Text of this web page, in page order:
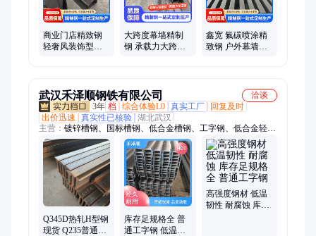
商业门店精致钢
轻奢风装饰型钢
大跨度幕墙精制
钢 承载力大跨度
鑫宽 氟碳喷涂精
致钢 户外幕墙钢
武汉禾泽顺钢铁有限公司
洽谈
3年 档 综合体验L0 真实工厂
回复及时
出价迅速
真实性已核验 湖北武汉
主营： 镀锌槽钢、国标槽钢、低合金槽钢、工字钢、低合金轻型
槽钢
Q345D热轧H型钢
现货 Q235普通工
库存足规格全 普
通工字钢 低温韧
高强度钢材 低温
韧性 耐腐蚀 库存